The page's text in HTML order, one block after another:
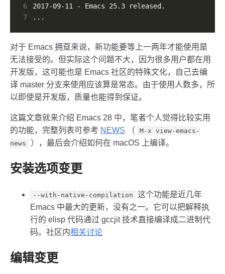
6
7
...
对于 Emacs 拥趸来说，新功能要等上一两年才能使用是
无法接受的。但实际这个问题不大，因为很多用户都在用
开发版，这可能也是 Emacs 社区的特殊文化，自己去编
译 master 分支来使用应该算是常态。由于使用人数多，所
以即使是开发版，质量也能得到保证。
这篇文章就来介绍 Emacs 28 中，笔者个人觉得比较实用
的功能，完整列表可参考 NEWS （
M-x view-emacs-
news
），最后会介绍如何在 macOS 上编译。
安装选项变更
--with-native-compilation
这个功能是近几年
Emacs 中最大的更新，没有之一。它可以把解释执
行的 elisp 代码通过 gccjit 技术直接编译成二进制代
码。社区内相关讨论
编辑变更